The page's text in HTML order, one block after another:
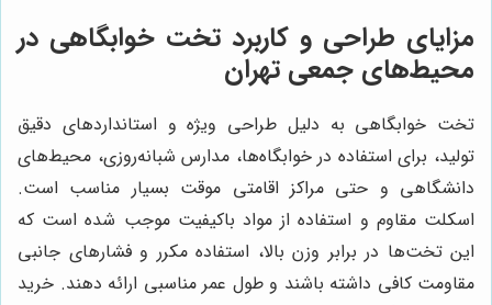
مزایای طراحی و کاربرد تخت خوابگاهی در
محیط‌های جمعی تهران
تخت خوابگاهی به دلیل طراحی ویژه و استانداردهای دقیق
تولید، برای استفاده در خوابگاه‌ها، مدارس شبانه‌روزی، محیط‌های
دانشگاهی و حتی مراکز اقامتی موقت بسیار مناسب است.
اسکلت مقاوم و استفاده از مواد باکیفیت موجب شده است که
این تخت‌ها در برابر وزن بالا، استفاده مکرر و فشارهای جانبی
مقاومت کافی داشته باشند و طول عمر مناسبی ارائه دهند. خرید